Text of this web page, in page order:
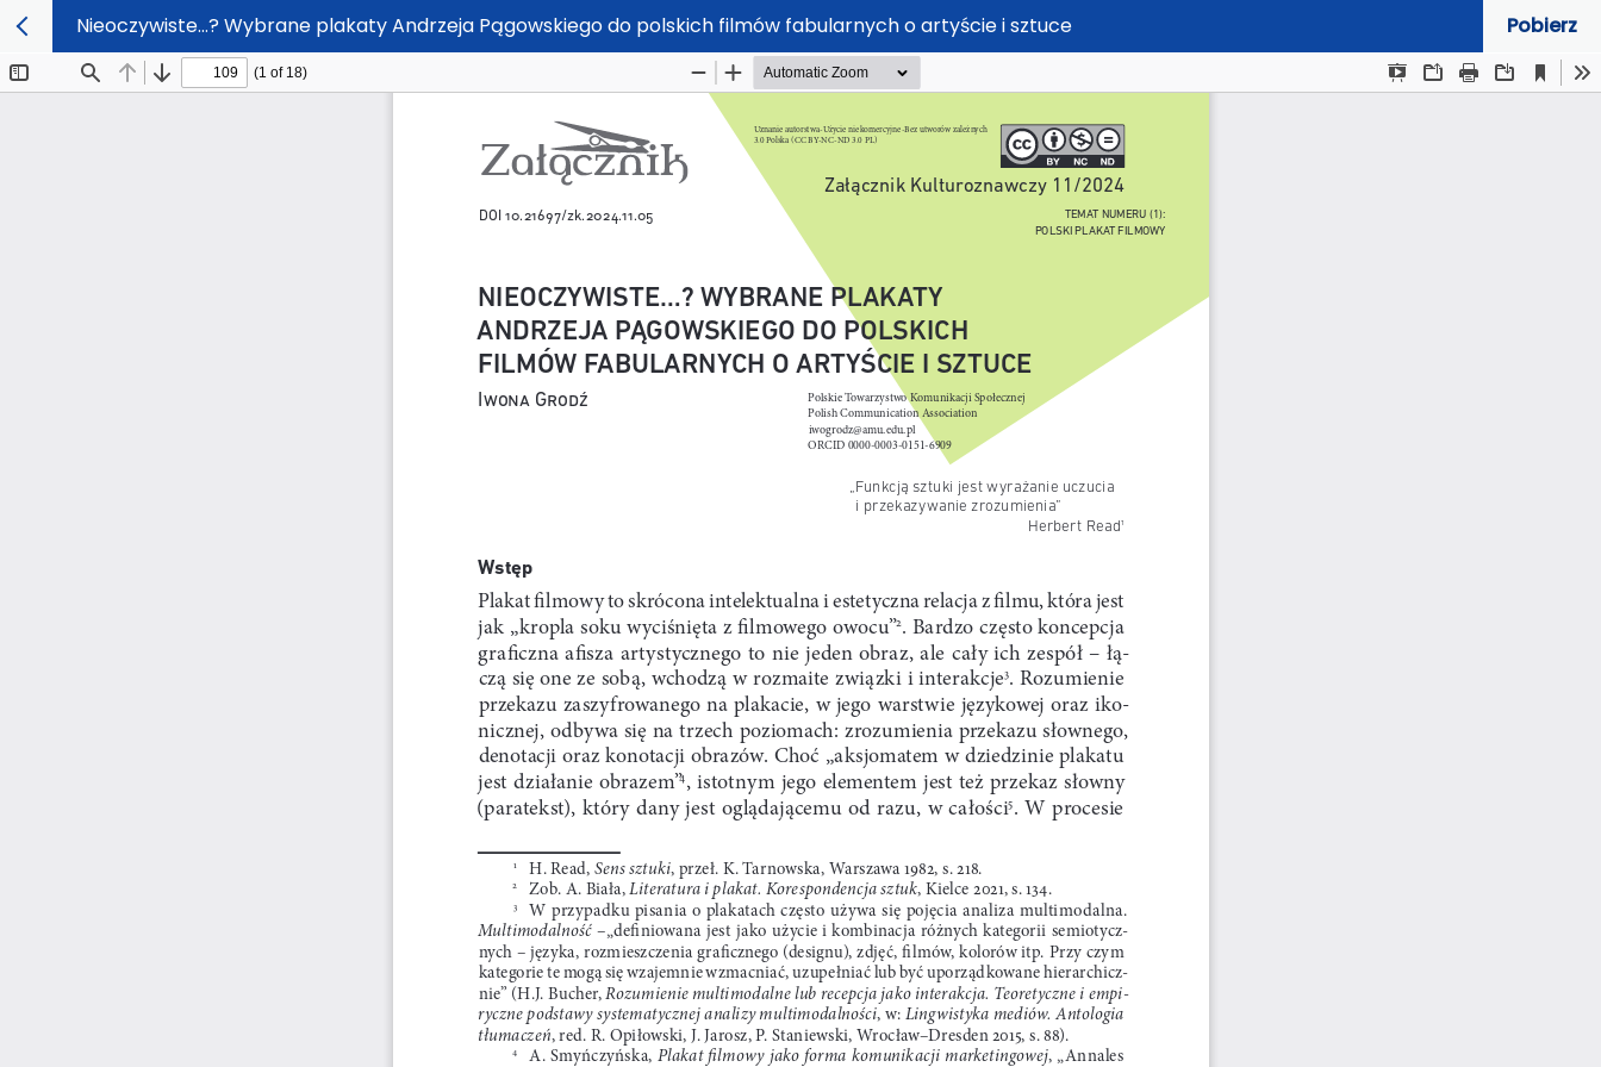
Nieoczywiste…? Wybrane plakaty Andrzeja Pągowskiego do polskich filmów fabularnych o artyście i sztuce Pobierz